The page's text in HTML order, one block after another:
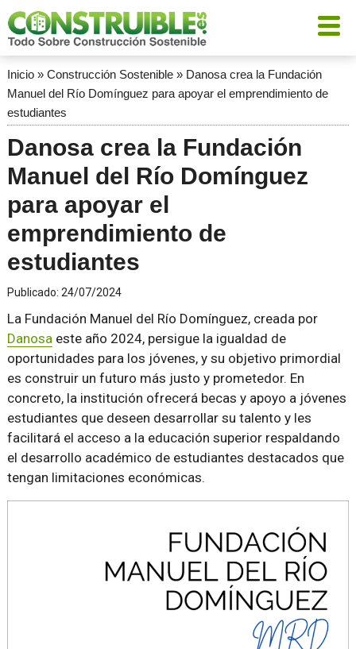
Inicio» Construcción Sostenible» Danosa crea la Fundación
Manuel del Río Domínguez para apoyar el emprendimiento de
estudiantes
Danosa crea la Fundación
Manuel del Río Domínguez
para apoyar el
emprendimiento de
estudiantes
Publicado: 24/07/2024
La Fundación Manuel del Río Domínguez, creada por
Danosaeste año 2024, persigue la igualdad de
oportunidades para los jóvenes, y su objetivo primordial
es construir un futuro más justo y prometedor. En
concreto, la institución ofrecerá becas y apoyo a jóvenes
estudiantes que deseen desarrollar su talento y les
facilitará el acceso a la educación superior respaldando
el desarrollo académico de estudiantes destacados que
tengan limitaciones económicas.